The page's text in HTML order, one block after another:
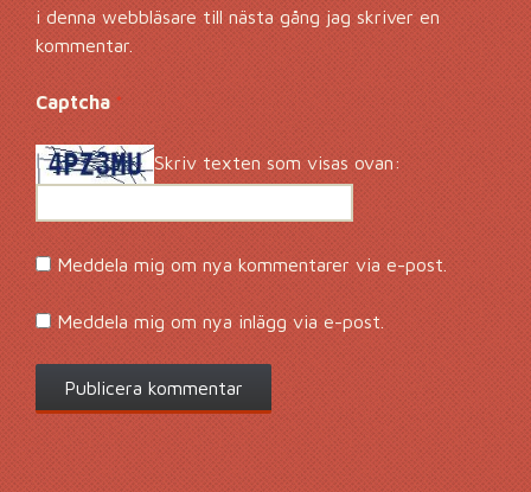
i denna webbläsare till nästa gång jag skriver en
kommentar.
Captcha *
Skriv texten som visas ovan:
Meddela mig om nya kommentarer via e-post.
Meddela mig om nya inlägg via e-post.